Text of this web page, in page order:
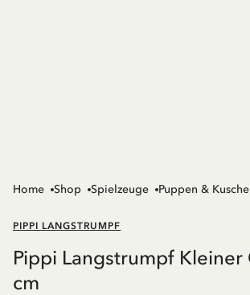
Home Shop Spielzeuge Puppen &
PIPPI LANGSTRUMPF
Pippi Langstrumpf Kleiner
cm